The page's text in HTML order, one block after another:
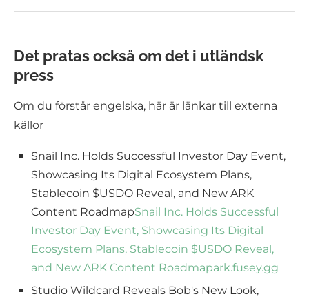
Det pratas också om det i utländsk
press
Om du förstår engelska, här är länkar till externa
källor
Snail Inc. Holds Successful Investor Day Event,
Showcasing Its Digital Ecosystem Plans,
Stablecoin $USDO Reveal, and New ARK
Content RoadmapSnail Inc. Holds Successful
Investor Day Event, Showcasing Its Digital
Ecosystem Plans, Stablecoin $USDO Reveal,
and New ARK Content Roadmapark.fusey.gg
Studio Wildcard Reveals Bob's New Look,